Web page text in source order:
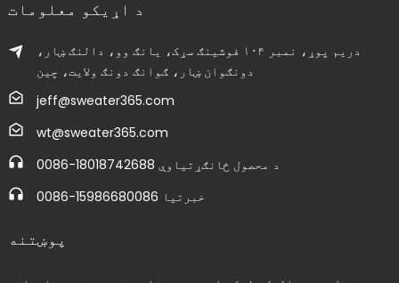
د اړیکو معلومات
دریم پوړ، نمبر ۱۰۴ فوشینګ سړک، یانګ وو، دالنګ ښار،
دونګوان ښار، ګوانګ دونګ ولایت، چین
jeff@sweater365.com
wt@sweater365.com
0086-18018742688 د محصول ځانګړتیاوې
0086-15986680086 خبرتیا
پوښتنه